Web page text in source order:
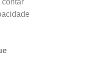
contar